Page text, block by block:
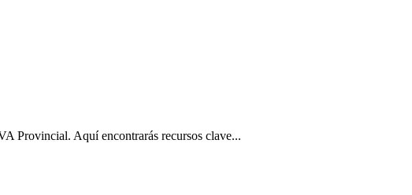
Provincial. Aquí encontrarás recursos clave...